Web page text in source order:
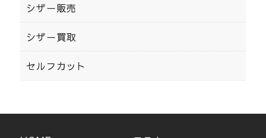
シザー販売
シザー買取
セルフカット